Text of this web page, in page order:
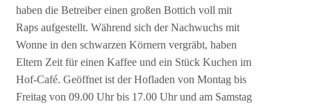
haben die Betreiber einen großen Bottich voll mit
Raps aufgestellt. Während sich der Nachwuchs mit
Wonne in den schwarzen Körnern vergräbt, haben
Eltern Zeit für einen Kaffee und ein Stück Kuchen im
Hof-Café. Geöffnet ist der Hofladen von Montag bis
Freitag von 09.00 Uhr bis 17.00 Uhr und am Samstag